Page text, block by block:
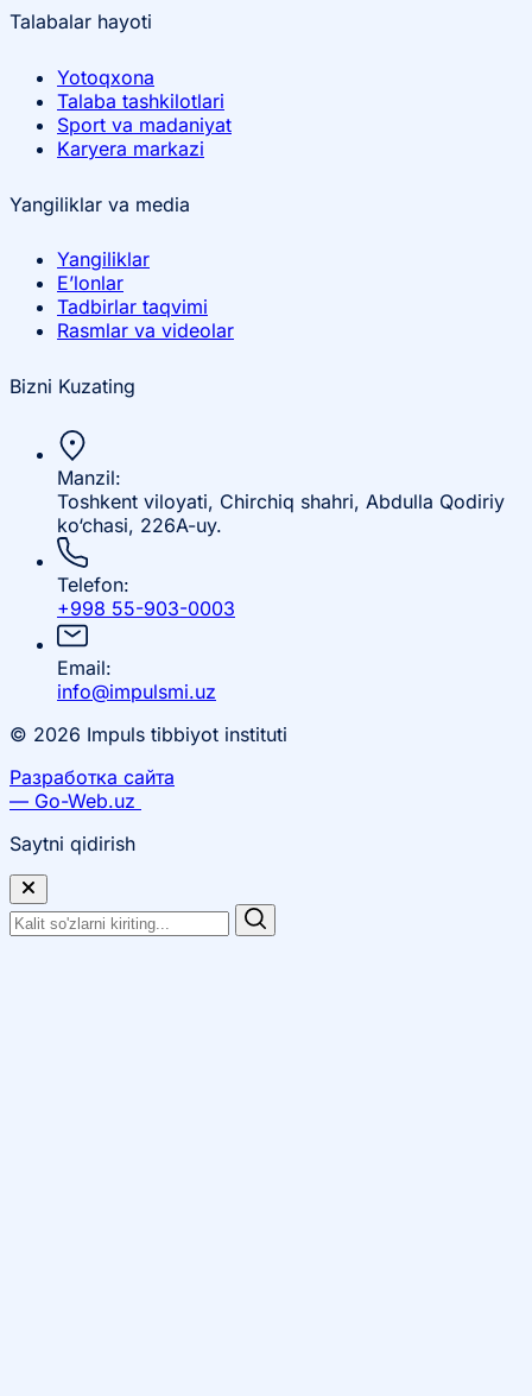
Talabalar hayoti
Yotoqxona
Talaba tashkilotlari
Sport va madaniyat
Karyera markazi
Yangiliklar va media
Yangiliklar
E’lonlar
Tadbirlar taqvimi
Rasmlar va videolar
Bizni Kuzating
Manzil:
Toshkent viloyati, Chirchiq shahri, Abdulla Qodiriy
ko‘chasi, 226A-uy.
Telefon:
+998 55-903-0003
Email:
info@impulsmi.uz
© 2026 Impuls tibbiyot instituti
Разработка сайта
— Go-Web.uz
Saytni qidirish